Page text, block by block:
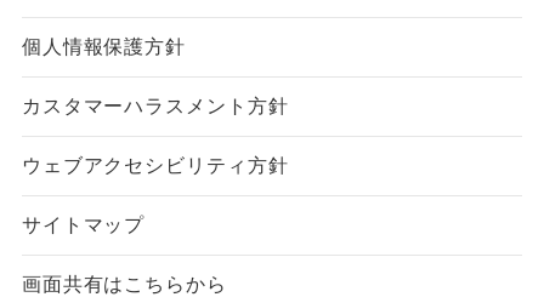
個人情報保護方針
カスタマーハラスメント方針
ウェブアクセシビリティ方針
サイトマップ
画面共有はこちらから